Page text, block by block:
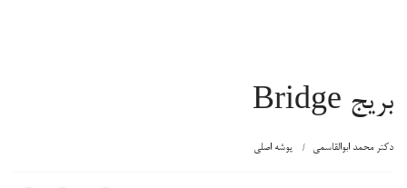
بریج Bridge
دکتر محمد ابوالقاسمی پوشه اصلی